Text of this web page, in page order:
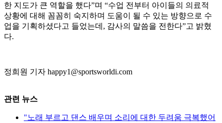
한 지도가 큰 역할을 했다”며 “수업 전부터 아이들의 의료적
상황에 대해 꼼꼼히 숙지하며 도움이 될 수 있는 방향으로 수
업을 기획하셨다고 들었는데, 감사의 말씀을 전한다”고 밝혔
다.
정희원 기자 happy1@sportsworldi.com
관련 뉴스
"노래 부르고 댄스 배우며 소리에 대한 두려움 극복했어